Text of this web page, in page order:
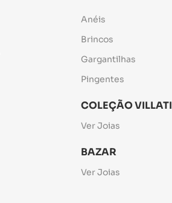
Anéis
Brincos
Gargantilhas
Pingentes
COLEÇÃO VILLATI
Ver Joias
BAZAR
Ver Joias